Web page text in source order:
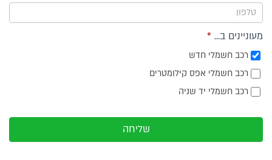
מעוניינים ב... *
רכב חשמלי חדש
רכב חשמלי אפס קילומטרים
רכב חשמלי יד שניה
שליחה